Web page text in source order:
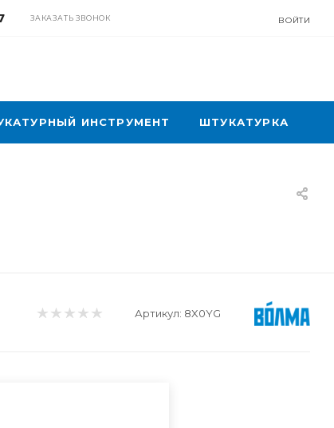
ЗАКАЗАТЬ ЗВОНОК ВОЙТИ
ИНСТРУМЕНТ ШТУКАТУРКА
Артикул: 8X0YG